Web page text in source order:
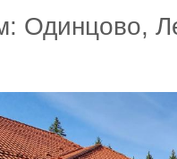
Одинцово,